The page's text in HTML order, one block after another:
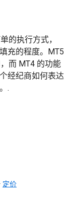
的执行方式，
充的程度。MT5
而 MT4 的功能
经纪商如何表达
.
· 定价